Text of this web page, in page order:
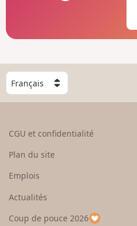
C
h
o
e
u
CGU et confidentialité
Plan du site
Emplois
Actualités
Coup de pouce 2026